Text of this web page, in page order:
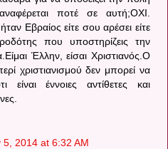
ποτέ σε αυτή;ΟΧΙ.
Εβραίος είτε σου αρέσει είτε
που υποστηρίζεις την
Έλλην, είσαι Χριστιανός.Ο
χριστιανισμού δεν μπορεί να
είναι έννοιες αντίθετες και
5, 2014 at 6:32 AM